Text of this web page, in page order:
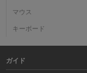
マウス
キーボード
ガイド